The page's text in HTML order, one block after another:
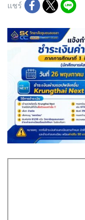
แชร์